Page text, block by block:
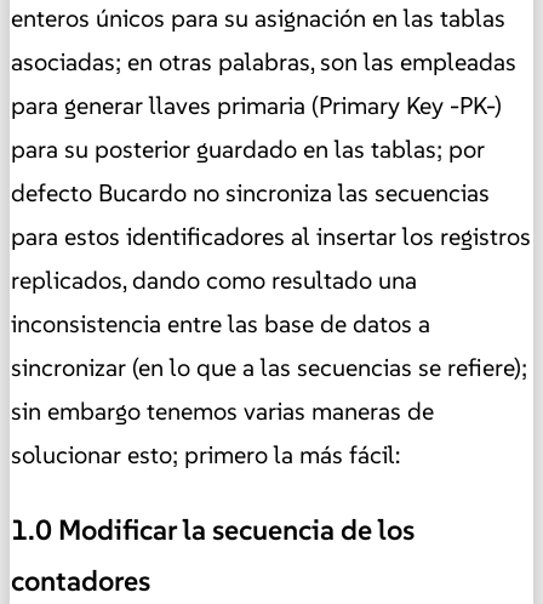
enteros únicos para su asignación en las tablas
asociadas; en otras palabras, son las empleadas
para generar llaves primaria (Primary Key -PK-)
para su posterior guardado en las tablas; por
defecto Bucardo no sincroniza las secuencias
para estos identificadores al insertar los registros
replicados, dando como resultado una
inconsistencia entre las base de datos a
sincronizar (en lo que a las secuencias se refiere);
sin embargo tenemos varias maneras de
solucionar esto; primero la más fácil:
1.0 Modificar la secuencia de los
contadores